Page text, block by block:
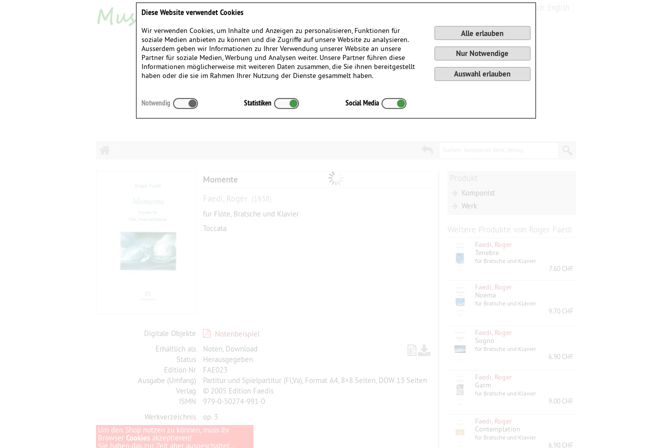
Momente
Faedi, Roger (1938)
für Flöte, Bratsche und Klavier
Toccata
Digitale Objekte
Notenbeispiel
Erhältlich als
Noten, Download
Status
Herausgegeben
Edition Nr
FAE023
Ausgabe (Umfang)
Partitur und Spielpartitur (Fl,Va), Format A4, 8+8 Seiten, DOW 13 Seiten
Verlag
© 2005 Edition Faedis
ISMN
979-0-50274-991-0
Werkverzeichnis
op. 3
Um den Shop nutzen zu können, muss Ihr
Browser Cookies akzeptieren!
Sie haben das zur Zeit aber ausgeschaltet...
Komponist
Werk
Weitere Produkte von Roger Faedi
Faedi, Roger
Tenebre
für Bratsche und Klavier
7.60 CHF
Faedi, Roger
Noema
für Bratsche und Klavier
9.70 CHF
Faedi, Roger
Sogno
für Bratsche und Klavier
6.90 CHF
Faedi, Roger
Garm
für Bratsche und Klavier
9.00 CHF
Faedi, Roger
Contemplation
für Bratsche und Klavier
6.90 CHF
Diese Website verwendet Cookies
Wir verwenden Cookies, um Inhalte und Anzeigen zu personalisieren, Funktionen für
soziale Medien anbieten zu können und die Zugriffe auf unsere Website zu analysieren.
Ausserdem geben wir Informationen zu Ihrer Verwendung unserer Website an unsere
Partner für soziale Medien, Werbung und Analysen weiter. Unsere Partner führen diese
Informationen möglicherweise mit weiteren Daten zusammen, die Sie ihnen bereitgestellt
haben oder die sie im Rahmen Ihrer Nutzung der Dienste gesammelt haben.
Alle erlauben
Nur Notwendige
Auswahl erlauben
Notwendig Statistiken Social Media